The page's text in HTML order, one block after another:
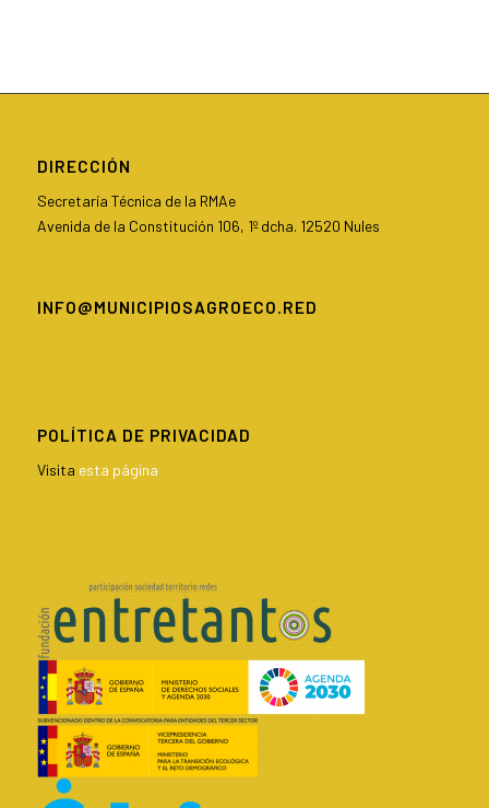
DIRECCIÓN
Secretaría Técnica de la RMAe
Avenida de la Constitución 106, 1º dcha. 12520 Nules
INFO@MUNICIPIOSAGROECO.RED
POLÍTICA DE PRIVACIDAD
Visita esta página